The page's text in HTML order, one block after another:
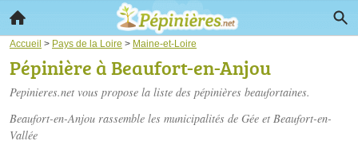
Accueil > Pays de la Loire > Maine-et-Loire
Pépinière à Beaufort-en-Anjou
Pepinieres.net vous propose la liste des pépinières beaufortaines.
Beaufort-en-Anjou rassemble les municipalités de Gée et Beaufort-en-
Vallée